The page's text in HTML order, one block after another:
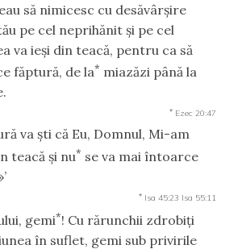
să nimicesc cu desăvârşire
pe cel neprihănit şi pe cel
va ieşi din teacă, pentru ca să
făptură, de la* miazăzi până la
* Ezec 20:47
va şti că Eu, Domnul, Mi-am
teacă şi nu* se va mai întoarce
* Isa 45:23 Isa 55:11
gemi*! Cu rărunchii zdrobiţi
în suflet, gemi sub privirile